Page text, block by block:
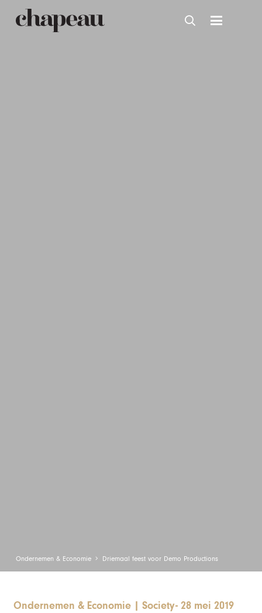
Ondernemen & Economie Driemaal feest voor Demo Productions
Ondernemen & Economie Society-28 mei 2019